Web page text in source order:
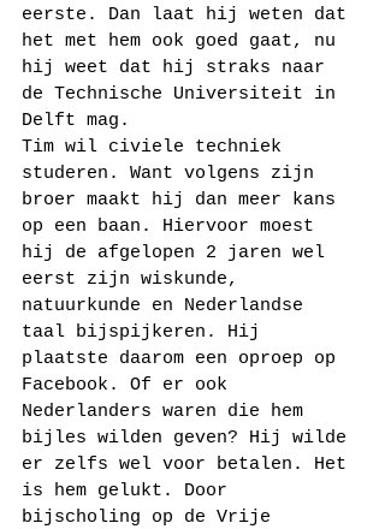
eerste. Dan laat hij weten dat
het met hem ook goed gaat, nu
hij weet dat hij straks naar
de Technische Universiteit in
Delft mag.
Tim wil civiele techniek
studeren. Want volgens zijn
broer maakt hij dan meer kans
op een baan. Hiervoor moest
hij de afgelopen 2 jaren wel
eerst zijn wiskunde,
natuurkunde en Nederlandse
taal bijspijkeren. Hij
plaatste daarom een oproep op
Facebook. Of er ook
Nederlanders waren die hem
bijles wilden geven? Hij wilde
er zelfs wel voor betalen. Het
is hem gelukt. Door
bijscholing op de Vrije